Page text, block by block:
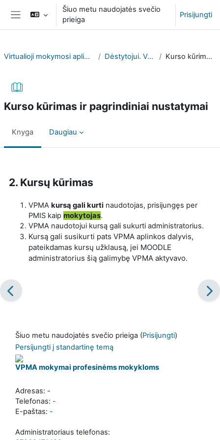
Pereiti į pagrindinį turinį
Šoninis skydelis
Šiuo metu naudojatės svečio
prieiga
Prisijungti
Virtualioji mokymosi aplinka (VPMA) profesinių mokyklų atstovams Dėstytojui. Vadovas ir aktuali informacija Kurso kūrimas ir pagrindiniai nustatymai
Kurso kūrimas ir pagrindiniai nustatymai
Knyga Daugiau
2. Kursų kūrimas
VPMA kursą gali kurti naudotojas, prisijungęs per
PMIS kaip mokytojas.
VPMA naudotojui kursą gali sukurti administratorius.
Kursą gali susikurti pats VPMA aplinkos dalyvis,
pateikdamas kursų užklausą, jei MOODLE
administratorius šią galimybę VPMA aktyvavo.
Šiuo metu naudojatės svečio prieiga (Prisijungti)
Persijungti į standartinę temą
VPMA mokymai profesinėms mokykloms
Adresas: -
Telefonas: -
E-paštas: -
Administratoriaus telefonas: